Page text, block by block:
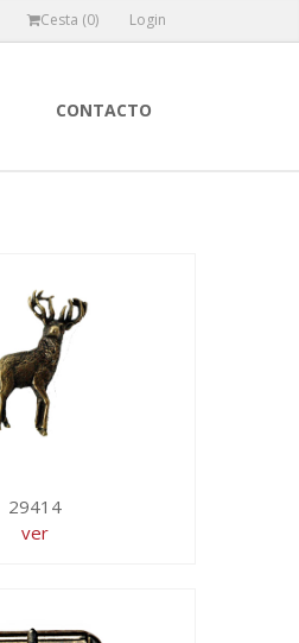
Cesta (0) Login
CONTACTO
29414
ver